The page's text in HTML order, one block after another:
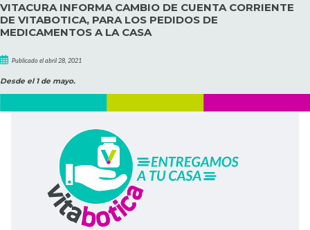
VITACURA INFORMA CAMBIO DE CUENTA CORRIENTE
DE VITABOTICA, PARA LOS PEDIDOS DE
MEDICAMENTOS A LA CASA
Publicado el abril 28, 2021
Desde el 1 de mayo.